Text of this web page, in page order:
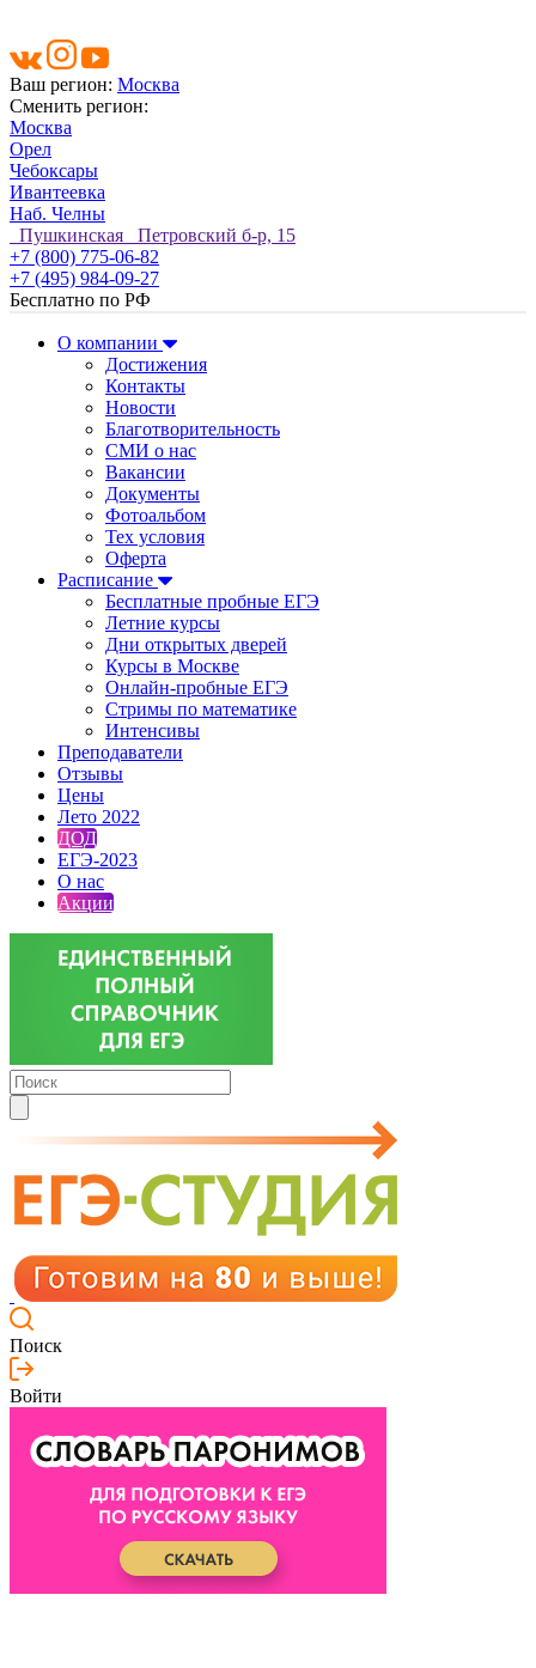
Ваш регион: Москва
Сменить регион:
Москва
Орел
Чебоксары
Ивантеевка
Наб. Челны
Пушкинская Петровский б-р, 15
+7 (800) 775-06-82
+7 (495) 984-09-27
Бесплатно по РФ
О компании
Достижения
Контакты
Новости
Благотворительность
СМИ о нас
Вакансии
Документы
Фотоальбом
Тех условия
Оферта
Расписание
Бесплатные пробные ЕГЭ
Летние курсы
Дни открытых дверей
Курсы в Москве
Онлайн-пробные ЕГЭ
Стримы по математике
Интенсивы
Преподаватели
Отзывы
Цены
Лето 2022
ДОД
ЕГЭ-2023
О нас
Акции
Поиск
Войти